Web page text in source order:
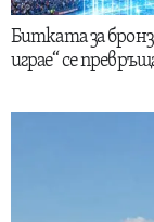
Битката за
играе“ се